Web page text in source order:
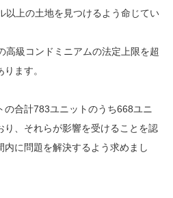
以上の土地を見つけるよう命じてい
高級コンドミニアムの法定上限を超
ます。
合計783ユニットのうち668ユニ
り、それらが影響を受けることを認
に問題を解決するよう求めまし